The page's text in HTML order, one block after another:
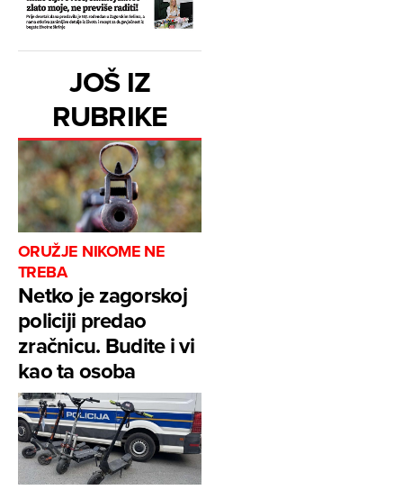
JOŠ IZ
RUBRIKE
ORUŽJE NIKOME NE
TREBA
Netko je zagorskoj
policiji predao
zračnicu. Budite i vi
kao ta osoba